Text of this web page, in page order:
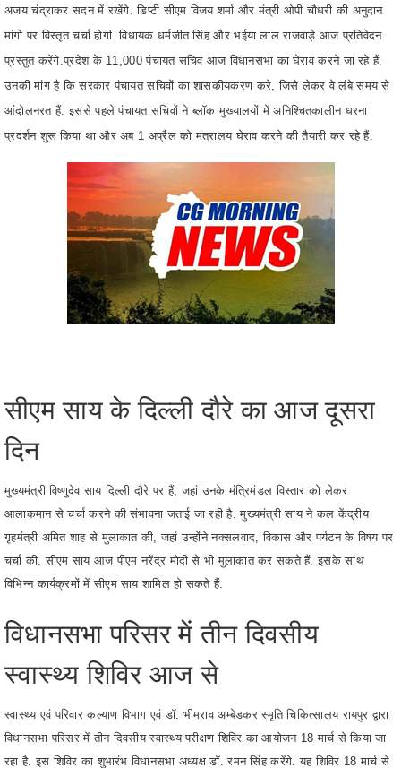
प्रस्तुत करेंगे.प्रदेश के 11,000 पंचायत सचिव आज विधानसभा का घेराव करने जा रहे हैं.
उनकी मांग है कि सरकार पंचायत सचिवों का शासकीयकरण करे, जिसे लेकर वे लंबे समय से
आंदोलनरत हैं. इससे पहले पंचायत सचिवों ने ब्लॉक मुख्यालयों में अनिश्चितकालीन धरना
प्रदर्शन शुरू किया था और अब 1 अप्रैल को मंत्रालय घेराव करने की तैयारी कर रहे हैं.
दिन
मुख्यमंत्री विष्णुदेव साय दिल्ली दौरे पर हैं, जहां उनके मंत्रिमंडल विस्तार को लेकर
आलाकमान से चर्चा करने की संभावना जताई जा रही है. मुख्यमंत्री साय ने कल केंद्रीय
गृहमंत्री अमित शाह से मुलाकात की, जहां उन्होंने नक्सलवाद, विकास और पर्यटन के विषय पर
चर्चा की. सीएम साय आज पीएम नरेंद्र मोदी से भी मुलाकात कर सकते हैं. इसके साथ
विभिन्न कार्यक्रमों में सीएम साय शामिल हो सकते हैं.
विधानसभा परिसर में तीन दिवसीय
स्वास्थ्य शिविर आज से
स्वास्थ्य एवं परिवार कल्याण विभाग एवं डॉ. भीमराव अम्बेडकर स्मृति चिकित्सालय रायपुर द्वारा
विधानसभा परिसर में तीन दिवसीय स्वास्थ्य परीक्षण शिविर का आयोजन 18 मार्च से किया जा
रहा है. इस शिविर का शुभारंभ विधानसभा अध्यक्ष डॉ. रमन सिंह करेंगे. यह शिविर 18 मार्च से
20 मार्च तक चलेगा. स्वास्थ्य परीक्षण शिविर में उपलब्ध विशेषज्ञ सेवाओं में मेडिसिन विभाग,
स्त्री रोग, अस्थि रोग, नाक, कान एवं गला रोग, चर्म रोग, शल्य रोग, मनोरोग, दंत रोग एवं